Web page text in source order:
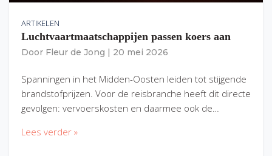
ARTIKELEN
Luchtvaartmaatschappijen passen koers aan
Door Fleur de Jong 20 mei 2026
Spanningen in het Midden-Oosten leiden tot stijgende
brandstofprijzen. Voor de reisbranche heeft dit directe
gevolgen: vervoerskosten en daarmee ook de…
Lees verder »